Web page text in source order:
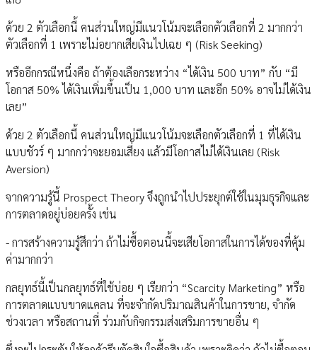
ด้วย 2 ตัวเลือกนี้ คนส่วนใหญ่มีแนวโน้มจะเลือกตัวเลือกที่ 2 มากกว่า
ตัวเลือกที่ 1 เพราะไม่อยากเสียเงินไปเฉย ๆ (Risk Seeking)
หรืออีกกรณีหนึ่งคือ ถ้าต้องเลือกระหว่าง “ได้เงิน 500 บาท” กับ “มี
โอกาส 50% ได้เงินเพิ่มขึ้นเป็น 1,000 บาท และอีก 50% อาจไม่ได้เงิน
เลย”
ด้วย 2 ตัวเลือกนี้ คนส่วนใหญ่มีแนวโน้มจะเลือกตัวเลือกที่ 1 ที่ได้เงิน
แบบชัวร์ ๆ มากกว่าจะยอมเสี่ยง แล้วมีโอกาสไม่ได้เงินเลย (Risk
Aversion)
จากความรู้นี้ Prospect Theory จึงถูกนำไปประยุกต์ใช้ในมุมธุรกิจและ
การตลาดอยู่บ่อยครั้ง เช่น
- การสร้างความรู้สึกว่า ถ้าไม่ซื้อตอนนี้จะเสียโอกาสในการได้ของที่คุ้ม
ค่ามากกว่า
กลยุทธ์นี้เป็นกลยุทธ์ที่ใช้บ่อย ๆ เรียกว่า “Scarcity Marketing” หรือ
การตลาดแบบขาดแคลน ที่จะจำกัดปริมาณสินค้าในการขาย, จำกัด
ช่วงเวลา หรือสถานที่ ร่วมกับกิจกรรมส่งเสริมการขายอื่น ๆ